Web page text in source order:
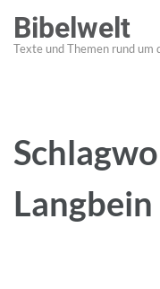
Inhalt
springen
Bibelwelt
Texte und Themen rund um
Langbein